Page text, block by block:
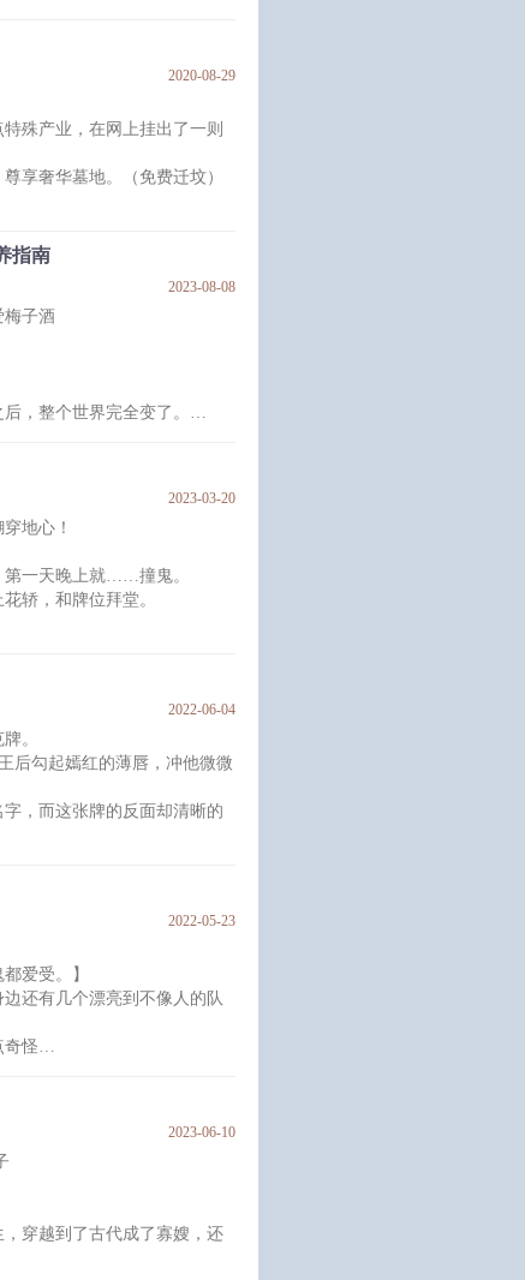
云发现，他可以在这个世界
生背景，非纯主宠感情流
家慎入；
2020-08-29
殊产业，在网上挂出了一则
享奢华墓地。（免费迁坟）
换坟。
当晚，就遇见了怪事。
是我的人，你跑不掉了。”
子神棍受
日更。
指南
2023-08-08
梅子酒
，整个世界完全变了。
定期打扫卫生，给每只幼崽
着一群小怪物。
2023-03-20
地心！
第一天晚上就……撞鬼。
轿，和牌位拜堂。
对面色狰狞的女鬼说道：“**
分明就是个傻der。”
2022-06-04
。
勾起嫣红的薄唇，冲他微微
，而这张牌的反面却清晰的
虚无之境。
座塔上被黑色长矛钉死在
2022-05-23
爱受。】
还有几个漂亮到不像人的队
奇怪
怪的buff
ps：*****】
2023-06-10
穿越到了古代成了寡嫂，还